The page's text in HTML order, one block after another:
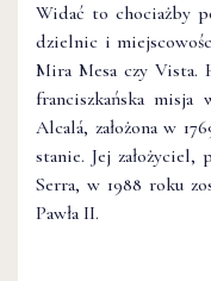
Widać to chociażby
dzielnic i
Mira Mesa czy Vista.
franciszkańska
Alcalá, założona w
stanie. Jej
Serra, w 1988 roku
Pawła II.